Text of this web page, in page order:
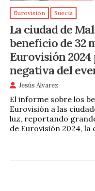
Eurovisión Suecia
La ciudad de
beneficio de 32
Eurovisión 2024
negativa del
Jesús Álvarez
El informe sobre los
Eurovisión a las
luz, reportando
de Eurovisión 2024, la